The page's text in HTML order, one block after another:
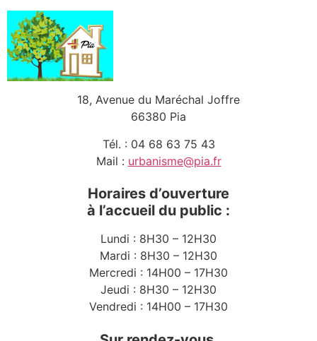
18, Avenue du Maréchal Joffre
66380 Pia
Tél. : 04 68 63 75 43
Mail : urbanisme@pia.fr
Horaires d’ouverture
à l’accueil du public :
Lundi : 8H30 – 12H30
Mardi : 8H30 – 12H30
Mercredi : 14H00 – 17H30
Jeudi : 8H30 – 12H30
Vendredi : 14H00 – 17H30